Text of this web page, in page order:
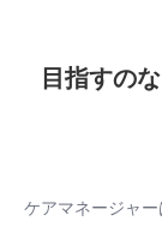
目指すの
ケアマネージャ